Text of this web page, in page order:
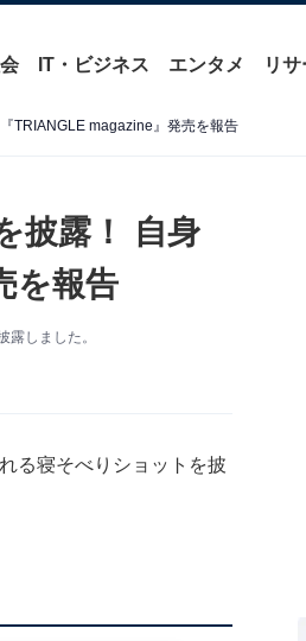
IT・ビジネス エンタメ リ
TRIANGLE magazine』発売を報告
披露！ 自身
を報告
しました。
る寝そべりショットを披